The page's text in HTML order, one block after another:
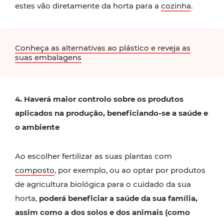
estes vão diretamente da horta para a cozinha.
Conheça as alternativas ao plástico e reveja as
suas embalagens
4. Haverá maior controlo sobre os produtos
aplicados na produção, beneficiando-se a saúde e
o ambiente
Ao escolher fertilizar as suas plantas com
composto, por exemplo, ou ao optar por produtos
de agricultura biológica para o cuidado da sua
horta, poderá beneficiar a saúde da sua família,
assim como a dos solos e dos animais (como